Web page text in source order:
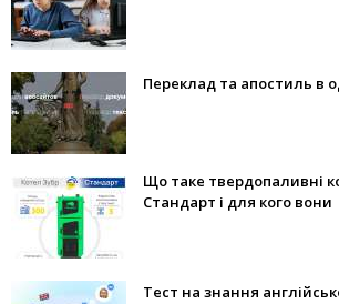
Переклад та апостиль в
Що таке твердопаливні
Стандарт і для кого вони
Тест на знання